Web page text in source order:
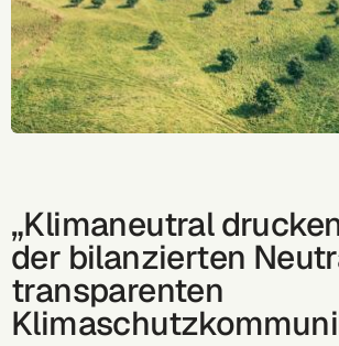
„Klimaneutral
der bilanzierten
transparenten